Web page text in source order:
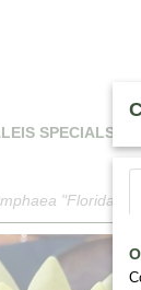
SPECIALS
"Florida